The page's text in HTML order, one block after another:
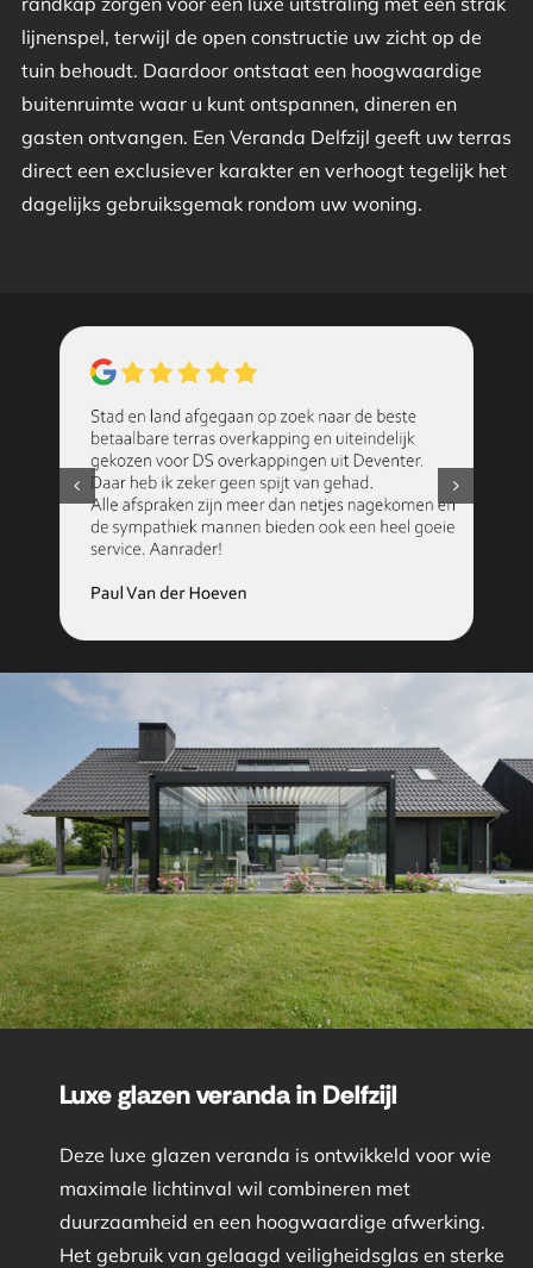
lijnenspel, terwijl de open constructie uw zicht op de
tuin behoudt. Daardoor ontstaat een hoogwaardige
buitenruimte waar u kunt ontspannen, dineren en
gasten ontvangen. Een Veranda Delfzijl geeft uw terras
direct een exclusiever karakter en verhoogt tegelijk het
dagelijks gebruiksgemak rondom uw woning.
Luxe glazen veranda in Delfzijl
Deze luxe glazen veranda is ontwikkeld voor wie
maximale lichtinval wil combineren met
duurzaamheid en een hoogwaardige afwerking.
Het gebruik van gelaagd veiligheidsglas en sterke